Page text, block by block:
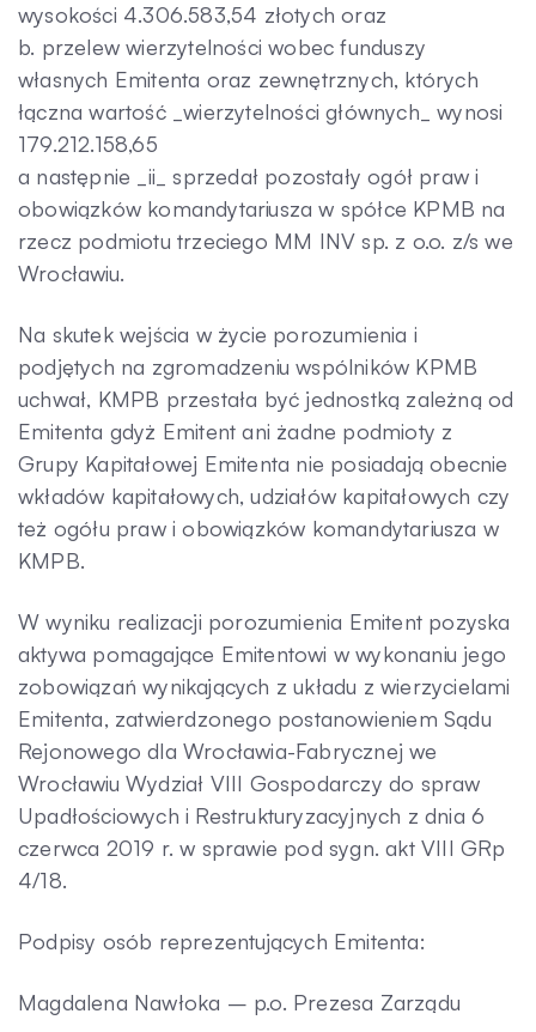
wysokości 4.306.583,54 złotych oraz
b. przelew wierzytelności wobec funduszy
własnych Emitenta oraz zewnętrznych, których
łączna wartość _wierzytelności głównych_ wynosi
179.212.158,65
a następnie _ii_ sprzedał pozostały ogół praw i
obowiązków komandytariusza w spółce KPMB na
rzecz podmiotu trzeciego MM INV sp. z o.o. z/s we
Wrocławiu.
Na skutek wejścia w życie porozumienia i
podjętych na zgromadzeniu wspólników KPMB
uchwał, KMPB przestała być jednostką zależną od
Emitenta gdyż Emitent ani żadne podmioty z
Grupy Kapitałowej Emitenta nie posiadają obecnie
wkładów kapitałowych, udziałów kapitałowych czy
też ogółu praw i obowiązków komandytariusza w
KMPB.
W wyniku realizacji porozumienia Emitent pozyska
aktywa pomagające Emitentowi w wykonaniu jego
zobowiązań wynikających z układu z wierzycielami
Emitenta, zatwierdzonego postanowieniem Sądu
Rejonowego dla Wrocławia-Fabrycznej we
Wrocławiu Wydział VIII Gospodarczy do spraw
Upadłościowych i Restrukturyzacyjnych z dnia 6
czerwca 2019 r. w sprawie pod sygn. akt VIII GRp
4/18.
Podpisy osób reprezentujących Emitenta:
Magdalena Nawłoka – p.o. Prezesa Zarządu